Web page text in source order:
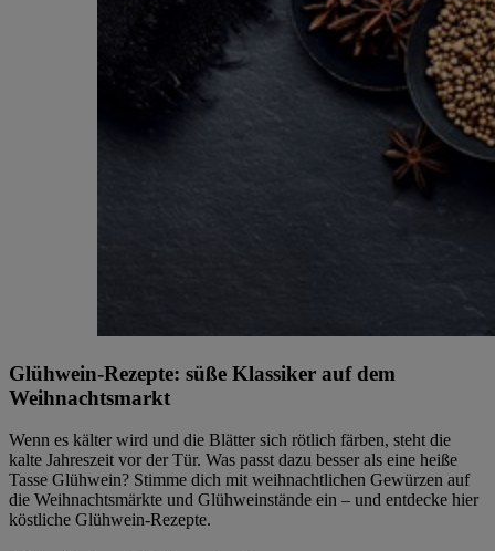
Glühwein-Rezepte: süße Klassiker auf dem
Weihnachtsmarkt
Wenn es kälter wird und die Blätter sich rötlich färben, steht die
kalte Jahreszeit vor der Tür. Was passt dazu besser als eine heiße
Tasse Glühwein? Stimme dich mit weihnachtlichen Gewürzen auf
die Weihnachtsmärkte und Glühweinstände ein – und entdecke hier
köstliche Glühwein-Rezepte.